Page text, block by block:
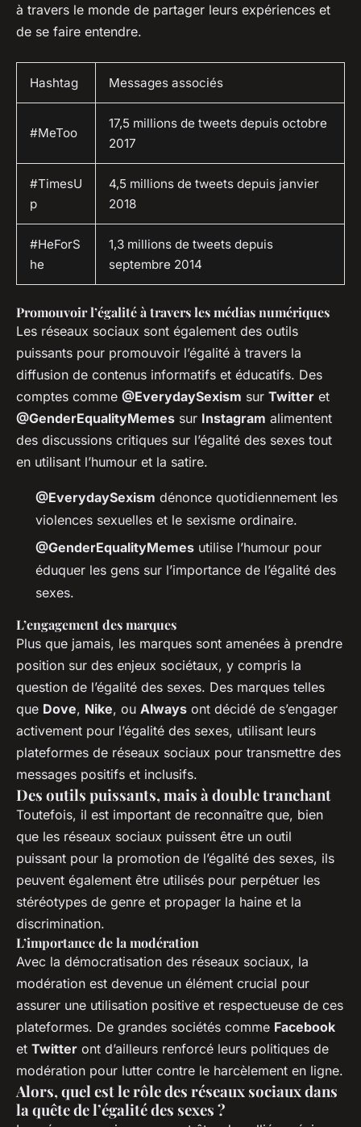
à travers le monde de partager leurs expériences et
de se faire entendre.
Hashtag Messages associés
#MeToo
17,5 millions de tweets depuis octobre
2017
#TimesU
p
4,5 millions de tweets depuis janvier
2018
#HeForS
he
1,3 millions de tweets depuis
septembre 2014
Promouvoir l’égalité à travers les médias numériques
Les réseaux sociaux sont également des outils
puissants pour promouvoir l’égalité à travers la
diffusion de contenus informatifs et éducatifs. Des
comptes comme @EverydaySexism sur Twitter et
@GenderEqualityMemes sur Instagram alimentent
des discussions critiques sur l’égalité des sexes tout
en utilisant l’humour et la satire.
@EverydaySexism dénonce quotidiennement les
violences sexuelles et le sexisme ordinaire.
@GenderEqualityMemes utilise l’humour pour
éduquer les gens sur l’importance de l’égalité des
sexes.
L’engagement des marques
Plus que jamais, les marques sont amenées à prendre
position sur des enjeux sociétaux, y compris la
question de l’égalité des sexes. Des marques telles
que Dove, Nike, ou Always ont décidé de s’engager
activement pour l’égalité des sexes, utilisant leurs
plateformes de réseaux sociaux pour transmettre des
messages positifs et inclusifs.
Des outils puissants, mais à double tranchant
Toutefois, il est important de reconnaître que, bien
que les réseaux sociaux puissent être un outil
puissant pour la promotion de l’égalité des sexes, ils
peuvent également être utilisés pour perpétuer les
stéréotypes de genre et propager la haine et la
discrimination.
L’importance de la modération
Avec la démocratisation des réseaux sociaux, la
modération est devenue un élément crucial pour
assurer une utilisation positive et respectueuse de ces
plateformes. De grandes sociétés comme Facebook
et Twitter ont d’ailleurs renforcé leurs politiques de
modération pour lutter contre le harcèlement en ligne.
Alors, quel est le rôle des réseaux sociaux dans
la quête de l’égalité des sexes ?